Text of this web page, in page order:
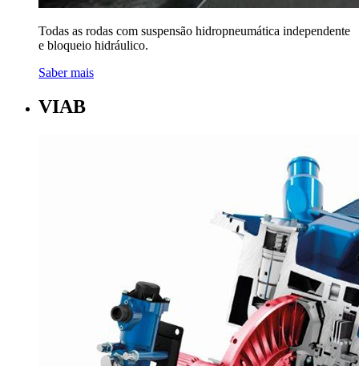
Todas as rodas com suspensão hidropneumática independente
e bloqueio hidráulico.
Saber mais
VIAB